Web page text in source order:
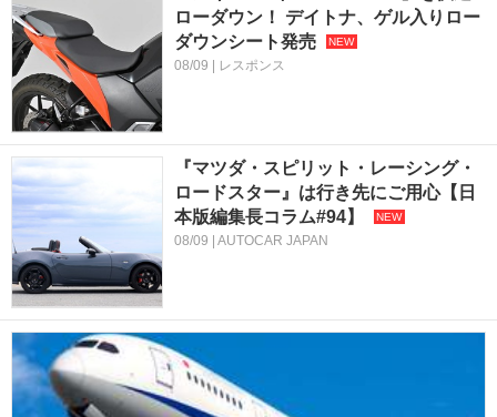
ローダウン！ デイトナ、ゲル入りロー
ダウンシート発売
08/09 | レスポンス
『マツダ・スピリット・レーシング・
ロードスター』は行き先にご用心【日
本版編集長コラム#94】
08/09 | AUTOCAR JAPAN